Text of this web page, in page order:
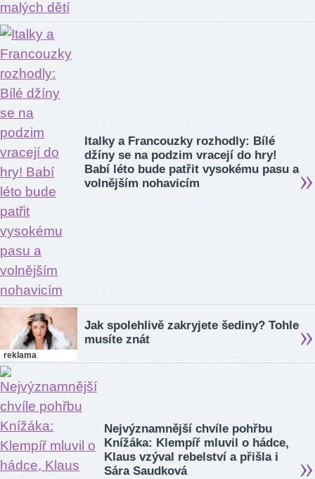
Italky a Francouzky rozhodly: Bílé
džíny se na podzim vracejí do hry!
Babí léto bude patřit vysokému pasu a
volnějším nohavicím
reklama
Jak spolehlivě zakryjete šediny? Tohle
musíte znát
Nejvýznamnější chvíle pohřbu
Knížáka: Klempíř mluvil o hádce,
Klaus vzýval rebelství a přišla i
Sára Saudková